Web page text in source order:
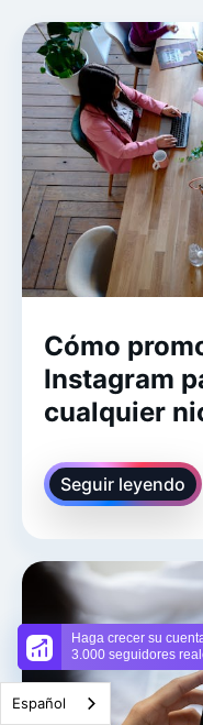
Haga crecer su
3.000 seguidores
Cómo
Instagram
cualquier
Seguir leyendo
Español